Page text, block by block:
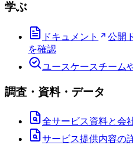
学ぶ
ドキュメント
公開
を確認
ユースケースチーム
調査・資料・データ
全サービス資料と会
サービス提供内容の